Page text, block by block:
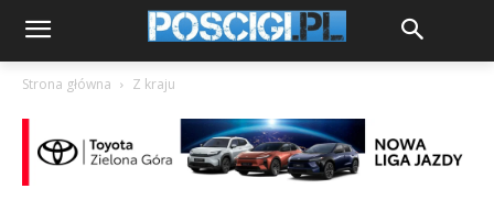
Strona główna Z kraju